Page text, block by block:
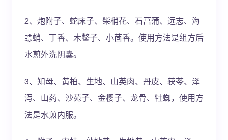
2、炮附子、蛇床子、柴梢花、石菖蒲、远志、海
螵蛸、丁香、木鳖子、小茴香。使用方法是组方后
水煎外洗阴囊。
3、知母、黄柏、生地、山英肉、丹皮、获苓、泽
泻、山药、沙苑子、金樱子、龙骨、牡蜘，使用方
法是水煎内服。